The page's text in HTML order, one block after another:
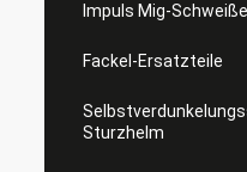
Impuls Mig-
Fackel-Ersatzteile
Sturzhelm